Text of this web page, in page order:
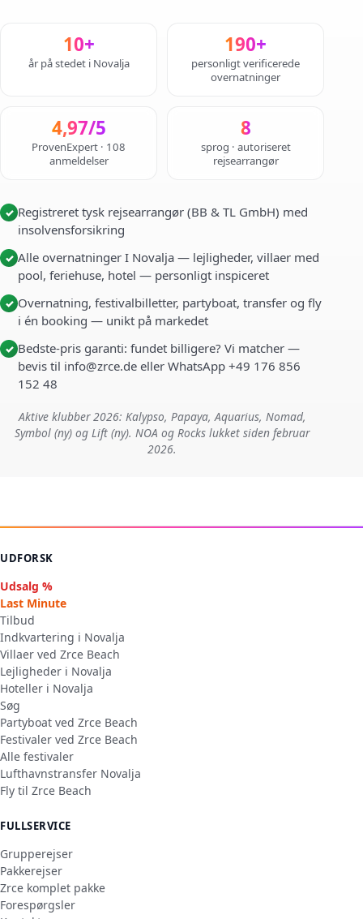
10+
år på stedet i Novalja
190+
personligt verificerede
overnatninger
4,97/5
ProvenExpert · 108
anmeldelser
8
sprog · autoriseret
rejsearrangør
✓ Registreret tysk rejsearrangør (BB & TL GmbH) med
insolvensforsikring
✓ Alle overnatninger I Novalja — lejligheder, villaer med
pool, feriehuse, hotel — personligt inspiceret
✓ Overnatning, festivalbilletter, partyboat, transfer og fly
i én booking — unikt på markedet
✓ Bedste-pris garanti: fundet billigere? Vi matcher —
bevis til info@zrce.de eller WhatsApp +49 176 856
152 48
Aktive klubber 2026: Kalypso, Papaya, Aquarius, Nomad,
Symbol (ny) og Lift (ny). NOA og Rocks lukket siden februar
2026.
UDFORSK
Udsalg %
Last Minute
Tilbud
Indkvartering i Novalja
Villaer ved Zrce Beach
Lejligheder i Novalja
Hoteller i Novalja
Søg
Partyboat ved Zrce Beach
Festivaler ved Zrce Beach
Alle festivaler
Lufthavnstransfer Novalja
Fly til Zrce Beach
FULLSERVICE
Grupperejser
Pakkerejser
Zrce komplet pakke
Forespørgsler